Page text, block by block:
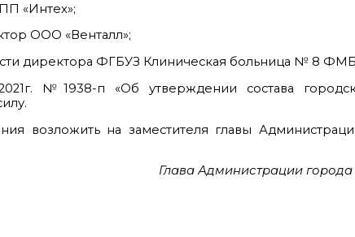
«Интех»;
ООО «Венталл»;
директора ФГБУЗ Клиническая больница № 8
№1938-п «Об утверждении состава
возложить на заместителя главы
Глава Администрации